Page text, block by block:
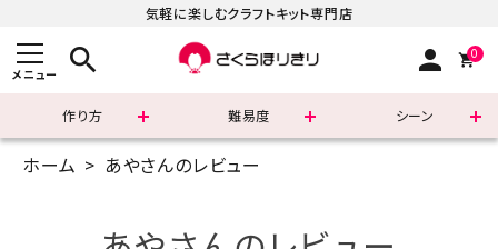
気軽に楽しむクラフトキット専門店
メニュー search person 0
作り方 難易度 シーン
まずはこちら
ホーム あやさんのレビュー